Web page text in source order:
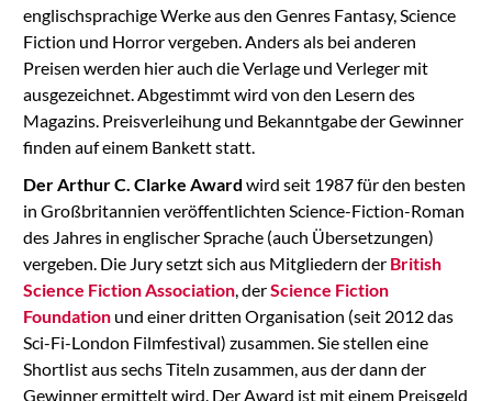
englischsprachige Werke aus den Genres Fantasy, Science
Fiction und Horror vergeben. Anders als bei anderen
Preisen werden hier auch die Verlage und Verleger mit
ausgezeichnet. Abgestimmt wird von den Lesern des
Magazins. Preisverleihung und Bekanntgabe der Gewinner
finden auf einem Bankett statt.
Der Arthur C. Clarke Award wird seit 1987 für den besten
in Großbritannien veröffentlichten Science-Fiction-Roman
des Jahres in englischer Sprache (auch Übersetzungen)
vergeben. Die Jury setzt sich aus Mitgliedern der British
Science Fiction Association, derScience Fiction
Foundationund einer dritten Organisation (seit 2012 das
Sci-Fi-London Filmfestival) zusammen. Sie stellen eine
Shortlist aus sechs Titeln zusammen, aus der dann der
Gewinner ermittelt wird. Der Award ist mit einem Preisgeld